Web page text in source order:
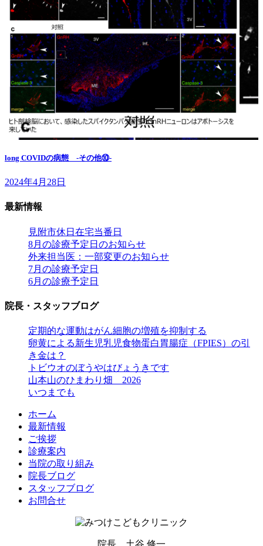
long COVIDの病態 -その他⑩-
2024年4月28日
最新情報
見附市休日在宅当番日
8月の診療予定日のお知らせ
外来担当医：一部変更のお知らせ
7月の診療予定日
6月の診療予定日
院長・スタッフブログ
定期的な運動はがん細胞の増殖を抑制する
卵黄による新生児乳児食物蛋白胃腸症（FPIES）の引
き金は？
トビウオのぼうやはびょうきです
山本山のひまわり畑 2026
いつまでも
ホーム
最新情報
ご挨拶
診療案内
当院の取り組み
院長ブログ
スタッフブログ
お問合せ